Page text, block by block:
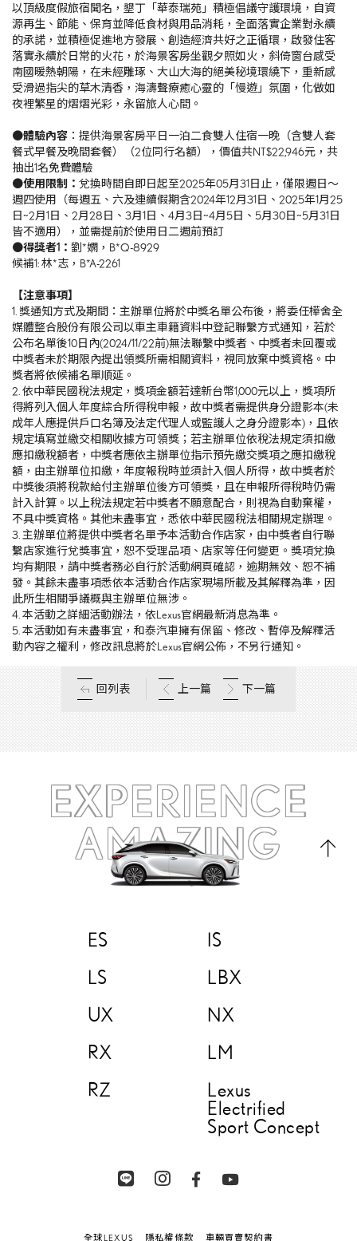
以頂級度假旅宿聞名，墾丁「華泰瑞苑」積極倡議守護環境，自資
源再生、節能、保育並降低食材與用品消耗，全面落實企業對永續
的承諾，並積極促進地方發展、創造經濟共好之正循環，啟發住客
落實永續於日常的火花，於海景客房坐觀夕照如火，斜倚窗台感受
南國暖熱朝陽，在未經雕琢、大山大海的絕美秘境環繞下，重新感
受滑過指尖的草木清香，海濤聲療癒心靈的「慢遊」氛圍，化做如
夜裡繁星的熠熠光彩，永留旅人心間。
●體驗內容 ：提供海景客房平日一泊二食雙人住宿一晚（含雙人套
餐式早餐及晚間套餐）（2位同行名額），價值共NT$22,946元，共
抽出1名免費體驗
●使用限制： 兌換時間自即日起至2025年05月31日止，僅限週日～
週四使用（每週五、六及連續假期含2024年12月31日、2025年1月25
日~2月1日、2月28日、3月1日、4月3日~4月5日、5月30日~5月31日
皆不適用），並需提前於使用日二週前預訂
●得獎者1： 劉*嫻，B*Q-8929
候補1: 林*志，B*A-2261
【注意事項】
1. 獎通知方式及期間：主辦單位將於中獎名單公布後，將委任樺舍全
媒體整合股份有限公司以車主車籍資料中登記聯繫方式通知，若於
公布名單後10日內(2024/11/22前)無法聯繫中獎者、中獎者未回覆或
中獎者未於期限內提出領獎所需相關資料，視同放棄中獎資格。中
獎者將依候補名單順延。
2. 依中華民國稅法規定，獎項金額若達新台幣1,000元以上，獎項所
得將列入個人年度綜合所得稅申報，故中獎者需提供身分證影本(未
成年人應提供戶口名簿及法定代理人或監護人之身分證影本)，且依
規定填寫並繳交相關收據方可領獎；若主辦單位依稅法規定須扣繳
應扣繳稅額者，中獎者應依主辦單位指示預先繳交獎項之應扣繳稅
額，由主辦單位扣繳，年度報稅時並須計入個人所得，故中獎者於
中獎後須將稅款給付主辦單位後方可領獎，且在申報所得稅時仍需
計入計算。以上稅法規定若中獎者不願意配合，則視為自動棄權，
不具中獎資格。其他未盡事宜，悉依中華民國稅法相關規定辦理。
3. 主辦單位將提供中獎者名單予本活動合作店家，由中獎者自行聯
繫店家進行兌獎事宜，恕不受理品項、店家等任何變更。獎項兌換
均有期限，請中獎者務必自行於活動網頁確認，逾期無效、恕不補
發。其餘未盡事項悉依本活動合作店家現場所載及其解釋為準，因
此所生相關爭議概與主辦單位無涉。
4. 本活動之詳細活動辦法，依Lexus官網最新消息為準。
5. 本活動如有未盡事宜，和泰汽車擁有保留、修改、暫停及解釋活
動內容之權利，修改訊息將於Lexus官網公佈，不另行通知。
回列表 上一篇 下一篇
EXPERIENCE
AMAZING
ES
IS
LS
LBX
UX
NX
RX
LM
RZ
Lexus
Electrified
Sport Concept
全球LEXUS 隱私權條款 車輛買賣契約書